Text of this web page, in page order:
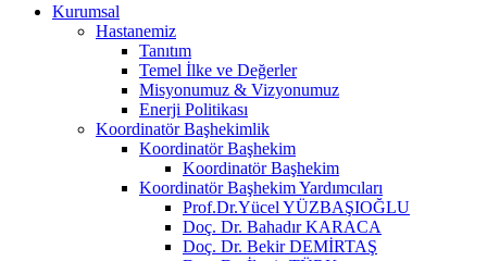
Kurumsal
Hastanemiz
Tanıtım
Temel İlke ve Değerler
Misyonumuz & Vizyonumuz
Enerji Politikası
Koordinatör Başhekimlik
Koordinatör Başhekim
Koordinatör Başhekim
Koordinatör Başhekim Yardımcıları
Prof.Dr.Yücel YÜZBAŞIOĞLU
Doç. Dr. Bahadır KARACA
Doç. Dr. Bekir DEMİRTAŞ